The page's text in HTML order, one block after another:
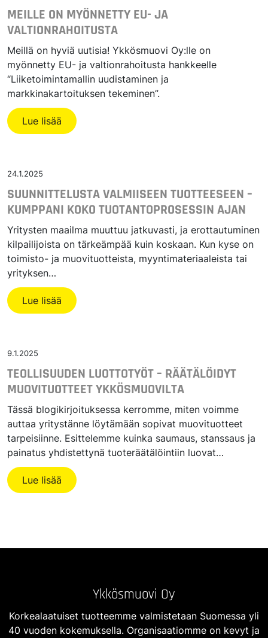
MEILLE ON MYÖNNETTY EU- JA
VALTIONRAHOITUSTA
Meillä on hyviä uutisia! Ykkösmuovi Oy:lle on
myönnetty EU- ja valtionrahoitusta hankkeelle
“Liiketoimintamallin uudistaminen ja
markkinakartoituksen tekeminen”.
Lue lisää
24.1.2025
SUUNNITTELUSTA VALMIISEEN TUOTTEESEEN –
KUMPPANI KOKO TUOTANTOPROSESSIN AJAN
Yritysten maailma muuttuu jatkuvasti, ja erottautuminen
kilpailijoista on tärkeämpää kuin koskaan. Kun kyse on
toimisto- ja muovituotteista, myyntimateriaaleista tai
yrityksen…
Lue lisää
9.1.2025
TEOLLISUUDEN LUOTTOTYÖT – RÄÄTÄLÖIDYT
MUOVITUOTTEET YKKÖSMUOVILTA
Tässä blogikirjoituksessa kerromme, miten voimme
auttaa yritystänne löytämään sopivat muovituotteet
tarpeisiinne. Esittelemme kuinka saumaus, stanssaus ja
painatus yhdistettynä tuoteräätälöintiin luovat…
Lue lisää
Ykkösmuovi Oy
Korkealaatuiset tuotteemme valmistetaan Suomessa yli
40 vuoden kokemuksella. Organisaatiomme on kevyt ja